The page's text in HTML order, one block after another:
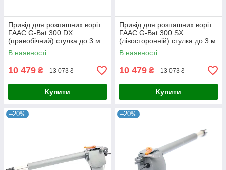
Привід для розпашних воріт
FAAC G-Bat 300 DX
(правобічний) стулка до 3 м
В наявності
10 479 ₴ 13 073 ₴
Купити
Привід для розпашних воріт
FAAC G-Bat 300 SX
(лівосторонній) стулка до 3 м
В наявності
10 479 ₴ 13 073 ₴
Купити
–20% –20%